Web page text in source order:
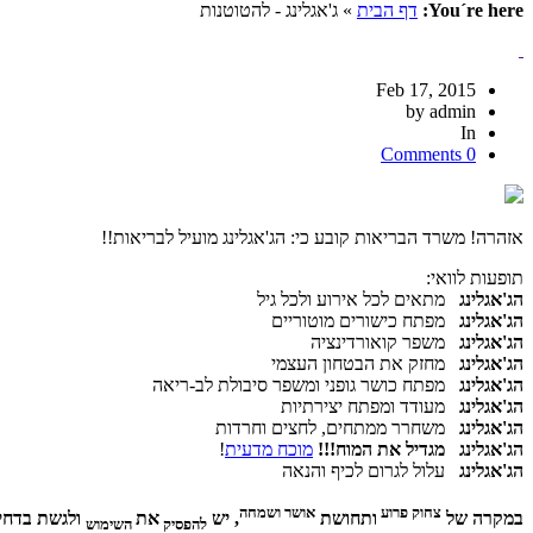
You´re here: דף הבית » ג'אגלינג - להטוטנות
Feb 17, 2015
by admin
In
0 Comments
אזהרה! משרד הבריאות קובע כי: הג'אגלינג מועיל לבריאות!!
תופעות לוואי:
הג'אגלינג מתאים לכל אירוע ולכל גיל
הג'אגלינג מפתח כישורים מוטוריים
הג'אגלינג משפר קואורדינציה
הג'אגלינג מחזק את הבטחון העצמי
הג'אגלינג מפתח כושר גופני ומשפר סיבולת לב-ריאה
הג'אגלינג מעודד ומפתח יצירתיות
הג'אגלינג משחרר ממתחים, לחצים וחרדות
הג'אגלינג
מגדיל את המוח!!! מוכח מדעית!
הג'אגלינג עלול לגרום לכיף והנאה
במקרה של צחוק פרוע ותחושת אושר ושמחה, יש להפסיק את השימוש ולגשת